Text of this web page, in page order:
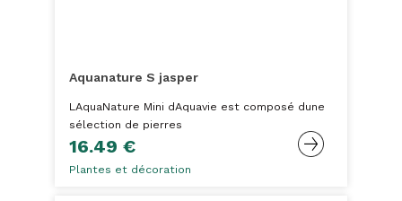
Aquanature S jasper
LAquaNature Mini dAquavie est composé dune
sélection de pierres
16.49 €
Plantes et décoration